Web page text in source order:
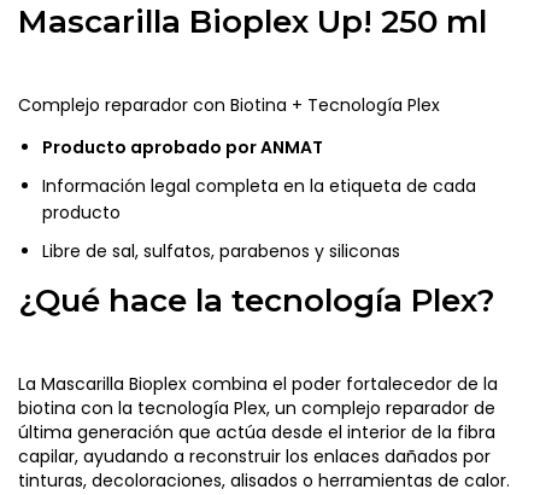
Mascarilla Bioplex Up! 250 ml
Complejo reparador con Biotina + Tecnología Plex
Producto aprobado por ANMAT
Información legal completa en la etiqueta de cada
producto
Libre de sal, sulfatos, parabenos y siliconas
¿Qué hace la tecnología Plex?
La Mascarilla Bioplex combina el poder fortalecedor de la
biotina con la tecnología Plex, un complejo reparador de
última generación que actúa desde el interior de la fibra
capilar, ayudando a reconstruir los enlaces dañados por
tinturas, decoloraciones, alisados o herramientas de calor.